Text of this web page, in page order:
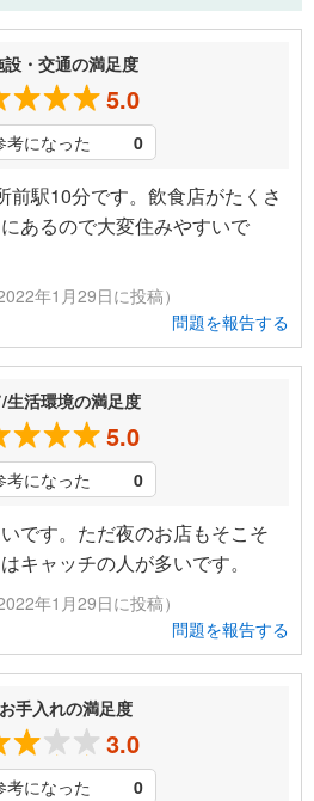
設・交通の満足度
5.0
考になった 0
前駅10分です。飲食店がたくさ
あるので大変住みやすいで
年1月29日に投稿）
問題を報告する
生活環境の満足度
5.0
考になった 0
です。ただ夜のお店もそこそ
キャッチの人が多いです。
年1月29日に投稿）
問題を報告する
手入れの満足度
3.0
考になった 0